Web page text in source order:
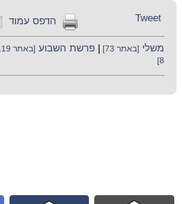
הדפס עמוד Tweet
משלי [באתר 73] |פרשת השבוע [באתר 119]
8]